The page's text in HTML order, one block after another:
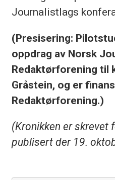
Journalistlags
(Presisering:
oppdrag av Norsk
Redaktørforening til
Gråstein, og er
Redaktørforening.)
(Kronikken er skrevet
publisert der 19.